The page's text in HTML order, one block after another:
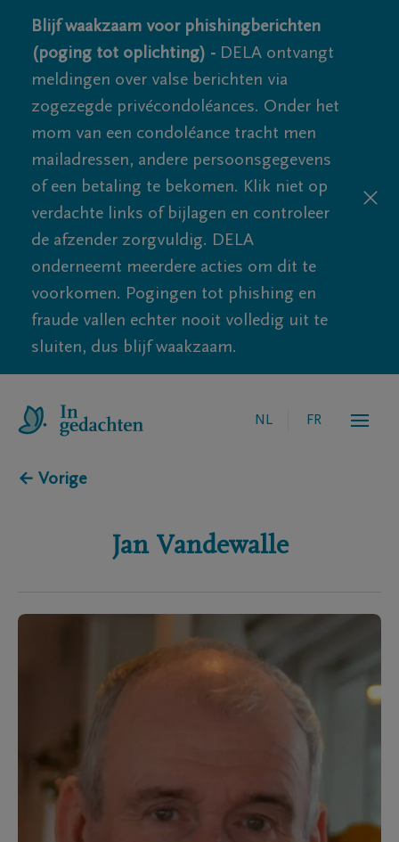
Blijf waakzaam voor phishingberichten
(poging tot oplichting) - DELA ontvangt
meldingen over valse berichten via
zogezegde privécondoléances. Onder het
mom van een condoléance tracht men
mailadressen, andere persoonsgegevens
of een betaling te bekomen. Klik niet op
verdachte links of bijlagen en controleer
de afzender zorgvuldig. DELA
onderneemt meerdere acties om dit te
voorkomen. Pogingen tot phishing en
fraude vallen echter nooit volledig uit te
sluiten, dus blijf waakzaam.
NL FR
← Vorige
Jan Vandewalle